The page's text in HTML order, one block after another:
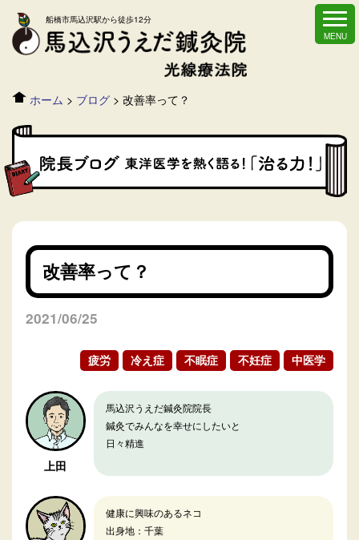
船橋市馬込沢駅から徒歩12分
ホーム > ブログ> 改善率って？
改善率って？
2021/06/25
疲労 冷え症 不眠症 不妊症 中医学
上田
馬込沢うえだ鍼灸院院長
鍼灸でみんなを幸せにしたいと
日々精進
健康に興味のあるネコ
出身地：千葉